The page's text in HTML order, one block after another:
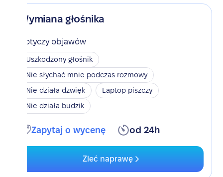
Wymiana głośnika
Dotyczy objawów
Uszkodzony głośnik
Nie słychać mnie podczas rozmowy
Nie działa dzwięk
Laptop piszczy
Nie działa budzik
Zapytaj o wycenę od 24h
Zleć naprawę